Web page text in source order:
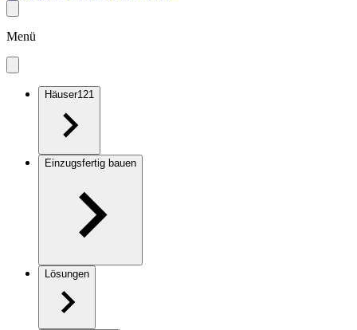
Menü
Häuser121
Einzugsfertig bauen
Lösungen